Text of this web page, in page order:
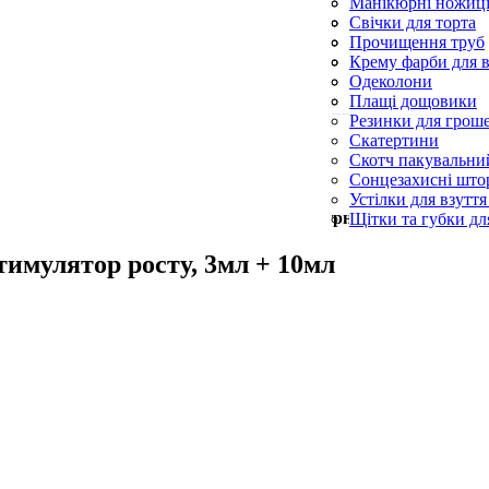
Форми для випічки
Пилки для п’ят
Пилочки для нігтів
Свічки для торта
Свічки конусні та
Церковні свічки
Прочищення труб
Серветки для
Синька
Скребки для посуду
Крему фарби для
Одеколони
Плащі дощовики
Резинки для
Скатертини
Скотч
Сонцезахисні
Устілки для
Щітки та губки
грн
росту, 3мл + 10мл